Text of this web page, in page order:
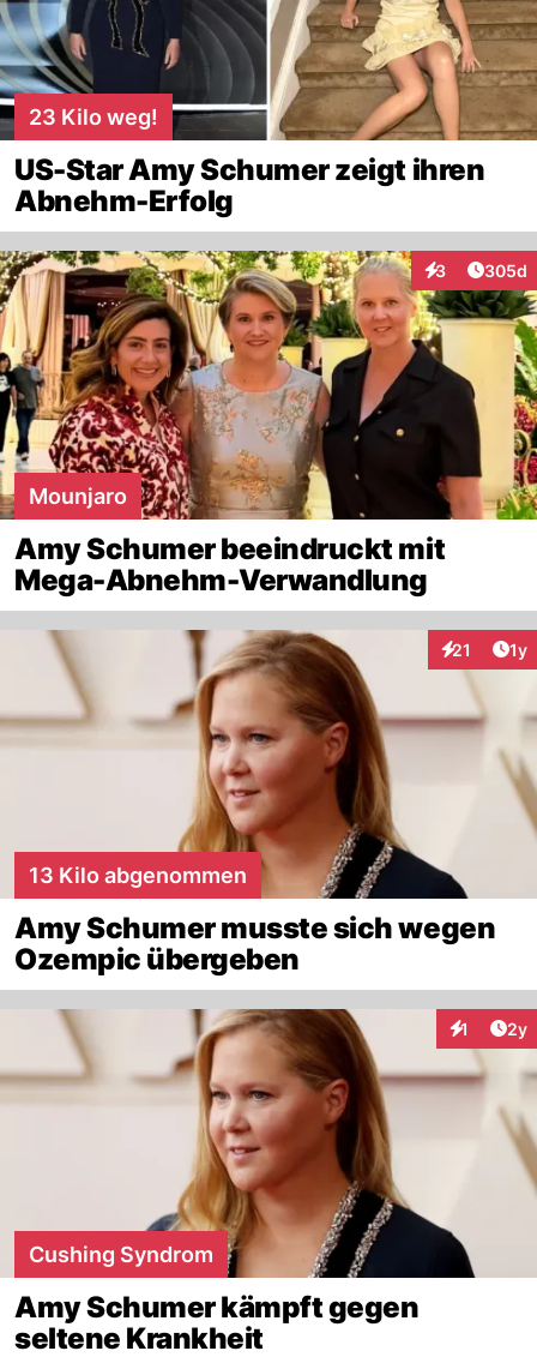
23 Kilo weg!
US-Star Amy Schumer zeigt ihren
Abnehm-Erfolg
3
Interaktionen
305d
Mounjaro
Amy Schumer beeindruckt mit
Mega-Abnehm-Verwandlung
21 1y
13 Kilo abgenommen
Amy Schumer musste sich wegen
Ozempic übergeben
1 2y
Cushing Syndrom
Amy Schumer kämpft gegen
seltene Krankheit